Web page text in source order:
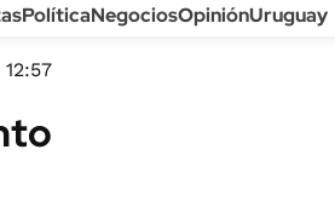
PolíticaNegociosOpiniónUruguay